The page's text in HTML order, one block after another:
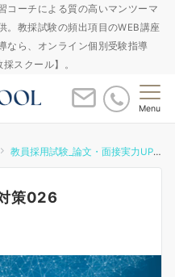
コーチによる質の高いマンツーマ
。教採試験の頻出項目のWEB講座
なら、オンライン個別受験指導
スクール】。
Menu
教員採用試験_論文・面接実力UPゼミ
策026